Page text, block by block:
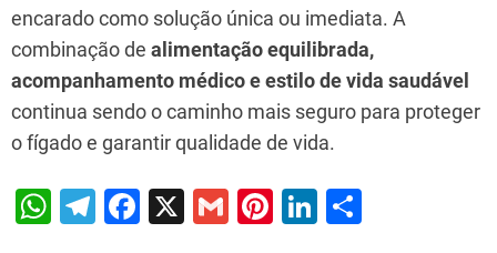
encarado como solução única ou imediata. A
combinação de alimentação equilibrada,
acompanhamento médico e estilo de vida saudável
continua sendo o caminho mais seguro para proteger
o fígado e garantir qualidade de vida.
W T
F
X
G
Pi Li